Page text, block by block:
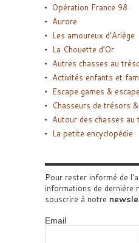
Opération France 98
Aurore
Les amoureux d’Ariège
La Chouette d’Or
Autres chasses au
Activités enfants et
Escape games &
Chasseurs de trésors
Autour des chasses au
La petite encyclopédie
Pour rester informé de
informations de dernière
souscrire à notre
Email